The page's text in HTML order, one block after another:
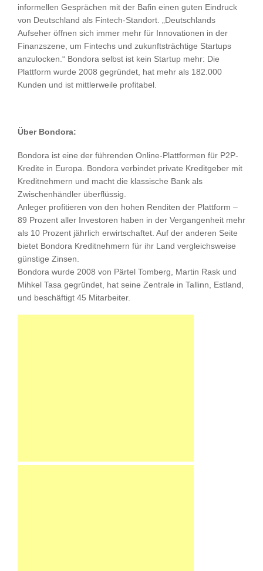
informellen Gesprächen mit der Bafin einen guten Eindruck
von Deutschland als Fintech-Standort. „Deutschlands
Aufseher öffnen sich immer mehr für Innovationen in der
Finanzszene, um Fintechs und zukunftsträchtige Startups
anzulocken.“ Bondora selbst ist kein Startup mehr: Die
Plattform wurde 2008 gegründet, hat mehr als 182.000
Kunden und ist mittlerweile profitabel.
Über Bondora:
Bondora ist eine der führenden Online-Plattformen für P2P-
Kredite in Europa. Bondora verbindet private Kreditgeber mit
Kreditnehmern und macht die klassische Bank als
Zwischenhändler überflüssig.
Anleger profitieren von den hohen Renditen der Plattform –
89 Prozent aller Investoren haben in der Vergangenheit mehr
als 10 Prozent jährlich erwirtschaftet. Auf der anderen Seite
bietet Bondora Kreditnehmern für ihr Land vergleichsweise
günstige Zinsen.
Bondora wurde 2008 von Pärtel Tomberg, Martin Rask und
Mihkel Tasa gegründet, hat seine Zentrale in Tallinn, Estland,
und beschäftigt 45 Mitarbeiter.